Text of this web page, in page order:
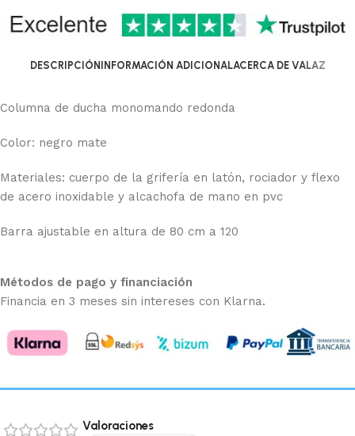
DESCRIPCIÓN INFORMACIÓN ADICIONALACERCA DE VALAZ
Columna de ducha monomando redonda
Color: negro mate
Materiales: cuerpo de la grifería en latón, rociador y flexo
de acero inoxidable y alcachofa de mano en pvc
Barra ajustable en altura de 80 cm a 120
Métodos de pago y financiación
Financia en 3 meses sin intereses con Klarna.
Valoraciones